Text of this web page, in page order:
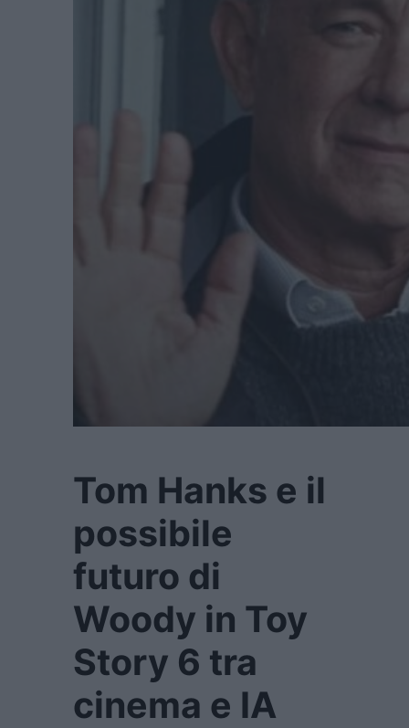
Tom Hanks e il
possibile
futuro di
Woody in Toy
Story 6 tra
cinema e IA